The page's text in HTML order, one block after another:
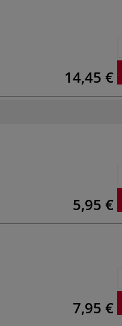
14,45 €
5,95 €
7,95 €